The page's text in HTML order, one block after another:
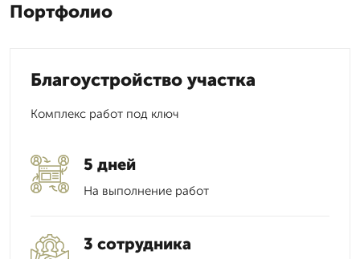
Портфолио
Благоустройство участка
Комплекс работ под ключ
5 дней
На выполнение работ
3 сотрудника